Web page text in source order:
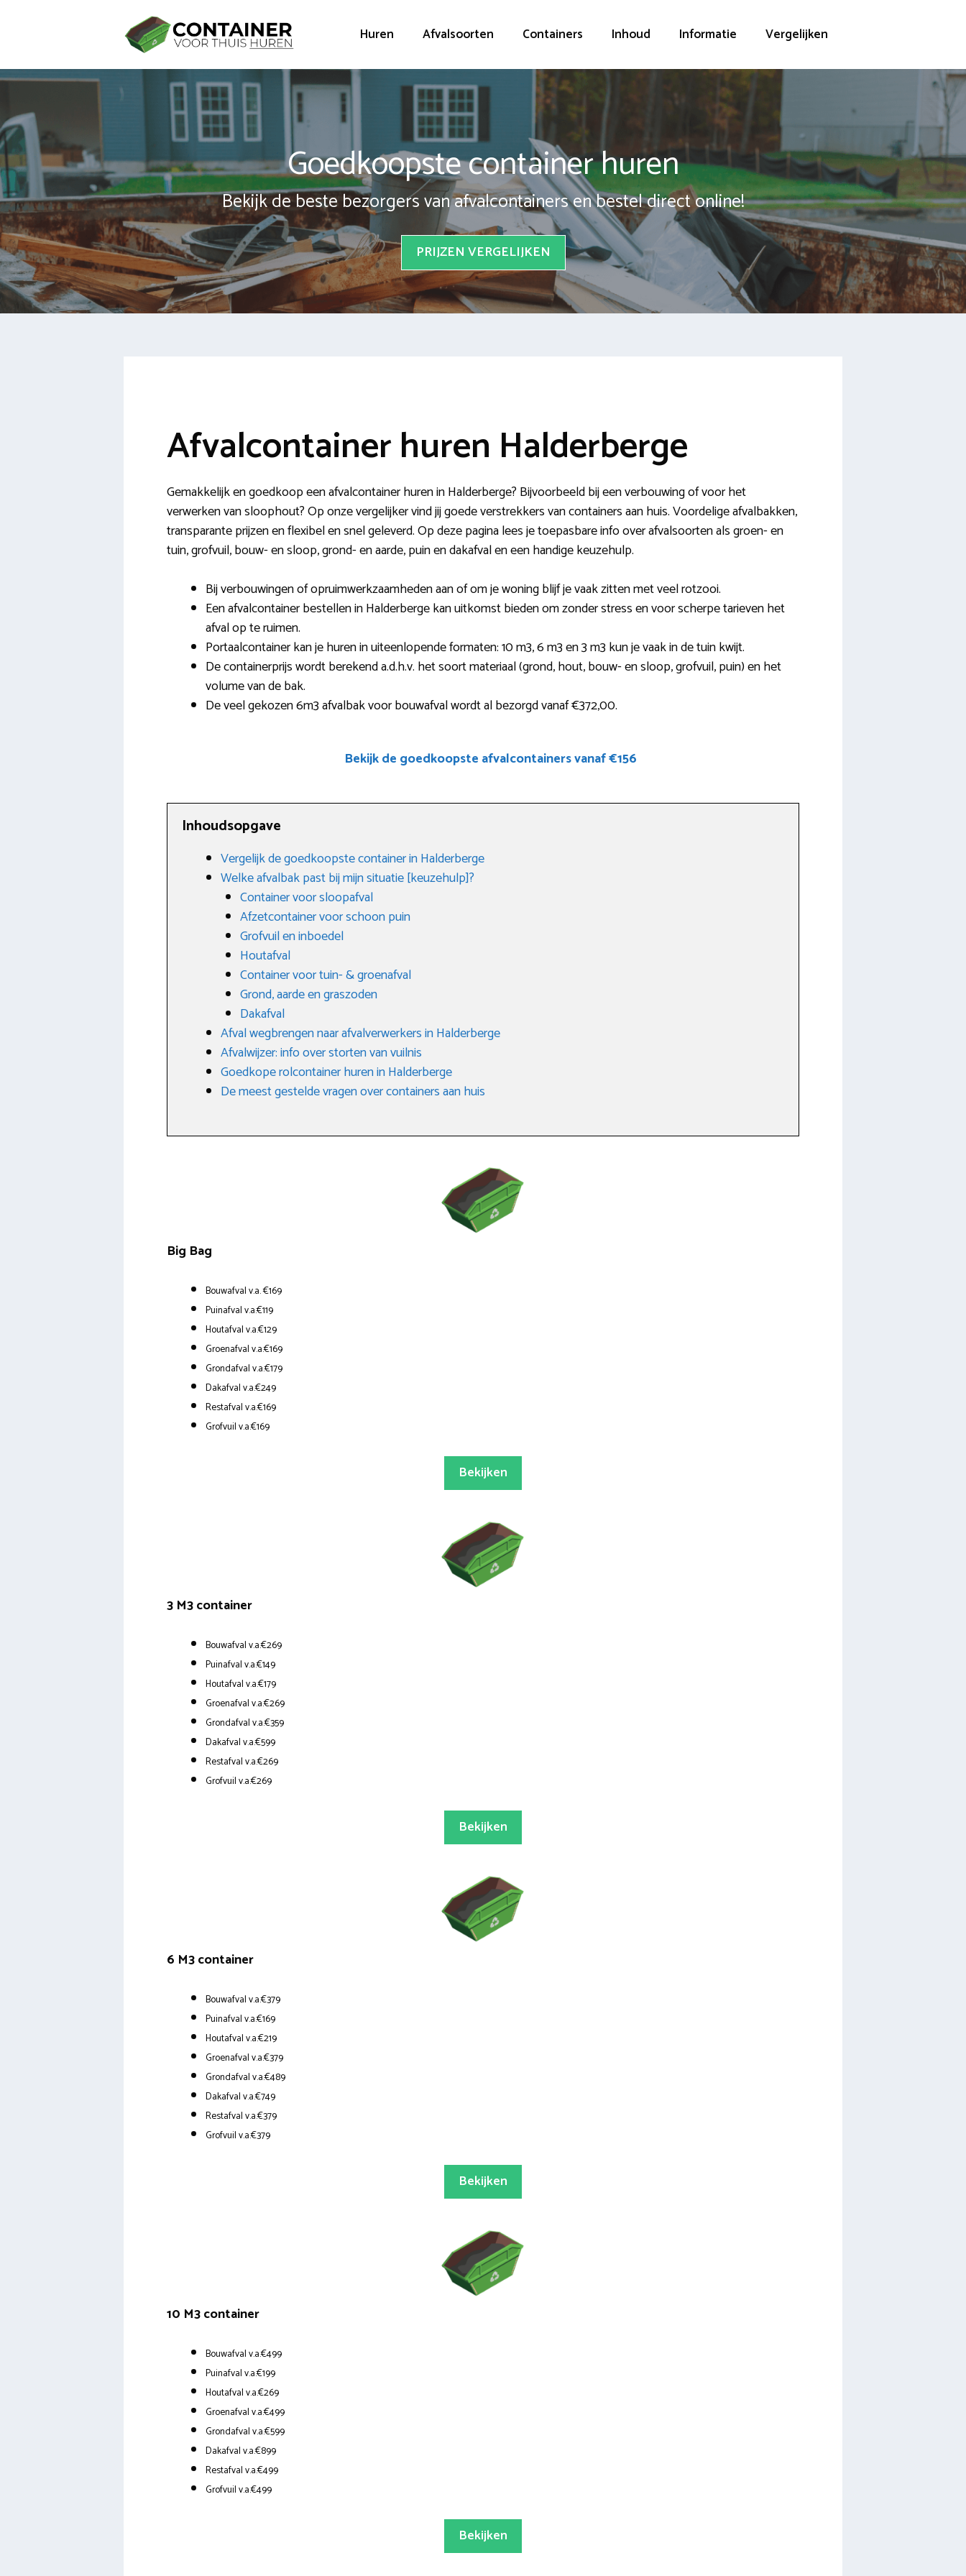
Huren Afvalsoorten Containers Inhoud Informatie Vergelijken
Goedkoopste container huren
Bekijk de beste bezorgers van afvalcontainers en bestel direct online!
PRIJZEN VERGELIJKEN
Afvalcontainer huren Halderberge
Gemakkelijk en goedkoop een afvalcontainer huren in Halderberge? Bijvoorbeeld bij een verbouwing of voor het
verwerken van sloophout? Op onze vergelijker vind jij goede verstrekkers van containers aan huis. Voordelige afvalbakken,
transparante prijzen en flexibel en snel geleverd. Op deze pagina lees je toepasbare info over afvalsoorten als groen- en
tuin, grofvuil, bouw- en sloop, grond- en aarde, puin en dakafval en een handige keuzehulp.
Bij verbouwingen of opruimwerkzaamheden aan of om je woning blijf je vaak zitten met veel rotzooi.
Een afvalcontainer bestellen in Halderberge kan uitkomst bieden om zonder stress en voor scherpe tarieven het
afval op te ruimen.
Portaalcontainer kan je huren in uiteenlopende formaten: 10 m3, 6 m3 en 3 m3 kun je vaak in de tuin kwijt.
De containerprijs wordt berekend a.d.h.v. het soort materiaal (grond, hout, bouw- en sloop, grofvuil, puin) en het
volume van de bak.
De veel gekozen 6m3 afvalbak voor bouwafval wordt al bezorgd vanaf €372,00.
Bekijk de goedkoopste afvalcontainers vanaf €156
Inhoudsopgave
Vergelijk de goedkoopste container in Halderberge
Welke afvalbak past bij mijn situatie [keuzehulp]?
Container voor sloopafval
Afzetcontainer voor schoon puin
Grofvuil en inboedel
Houtafval
Container voor tuin- & groenafval
Grond, aarde en graszoden
Dakafval
Afval wegbrengen naar afvalverwerkers in Halderberge
Afvalwijzer: info over storten van vuilnis
Goedkope rolcontainer huren in Halderberge
De meest gestelde vragen over containers aan huis
Big Bag
Bouwafval v.a. €169
Puinafval v.a.€119
Houtafval v.a.€129
Groenafval v.a.€169
Grondafval v.a.€179
Dakafval v.a.€249
Restafval v.a.€169
Grofvuil v.a.€169
Bekijken
3 M3 container
Bouwafval v.a.€269
Puinafval v.a.€149
Houtafval v.a.€179
Groenafval v.a.€269
Grondafval v.a.€359
Dakafval v.a.€599
Restafval v.a.€269
Grofvuil v.a.€269
Bekijken
6 M3 container
Bouwafval v.a.€379
Puinafval v.a.€169
Houtafval v.a.€219
Groenafval v.a.€379
Grondafval v.a.€489
Dakafval v.a.€749
Restafval v.a.€379
Grofvuil v.a.€379
Bekijken
10 M3 container
Bouwafval v.a.€499
Puinafval v.a.€199
Houtafval v.a.€269
Groenafval v.a.€499
Grondafval v.a.€599
Dakafval v.a.€899
Restafval v.a.€499
Grofvuil v.a.€499
Bekijken